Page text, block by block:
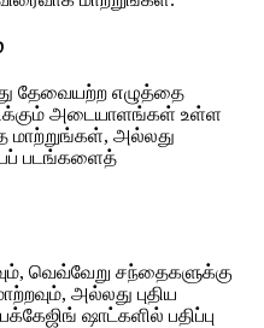
தேவையற்ற எழுத்தை
அடையாளங்கள் உள்ள
மாற்றுங்கள், அல்லது
படங்களைத்
வெவ்வேறு சந்தைகளுக்கு
அல்லது புதிய
ஷாட்களில் பதிப்பு